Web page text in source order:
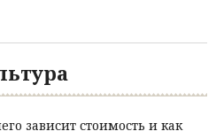
зависит стоимость и как